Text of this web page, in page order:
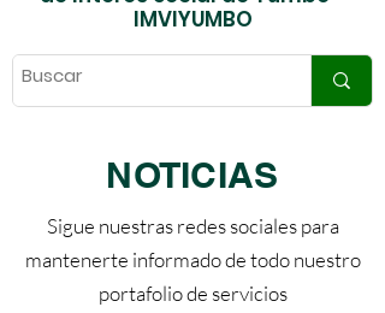
IMVIYUMBO
NOTICIAS
Sigue nuestras redes sociales para
mantenerte informado de todo nuestro
portafolio de servicios